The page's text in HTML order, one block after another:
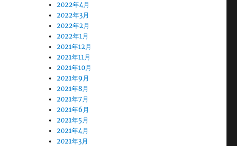
2022年4月
2022年3月
2022年2月
2022年1月
2021年12月
2021年11月
2021年10月
2021年9月
2021年8月
2021年7月
2021年6月
2021年5月
2021年4月
2021年3月